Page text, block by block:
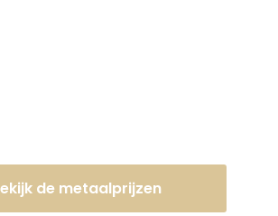
de metaalprijzen